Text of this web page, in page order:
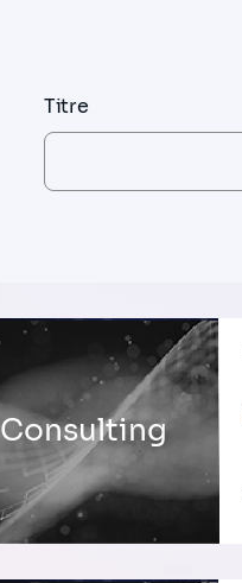
Titre
Consulting